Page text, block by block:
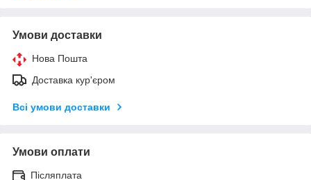
Умови доставки
Нова Пошта
Доставка кур'єром
Всі умови доставки
Умови оплати
Післяплата